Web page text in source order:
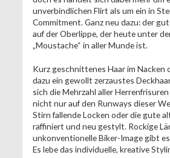
unverbindlichen Flirt als um ein in
Commitment. Ganz neu dazu: der
auf der Oberlippe, der heute unter
„Moustache“ in aller Munde ist.
Kurz geschnittenes Haar im Nacken
dazu ein gewollt zerzaustes
sich die Mehrzahl aller
nicht nur auf den Runways dieser
Stirn fallende Locken oder die gute
raffiniert und neu gestylt. Rockige
unkonventionelle Biker-Image gibt
Es lebe das individuelle, kreative